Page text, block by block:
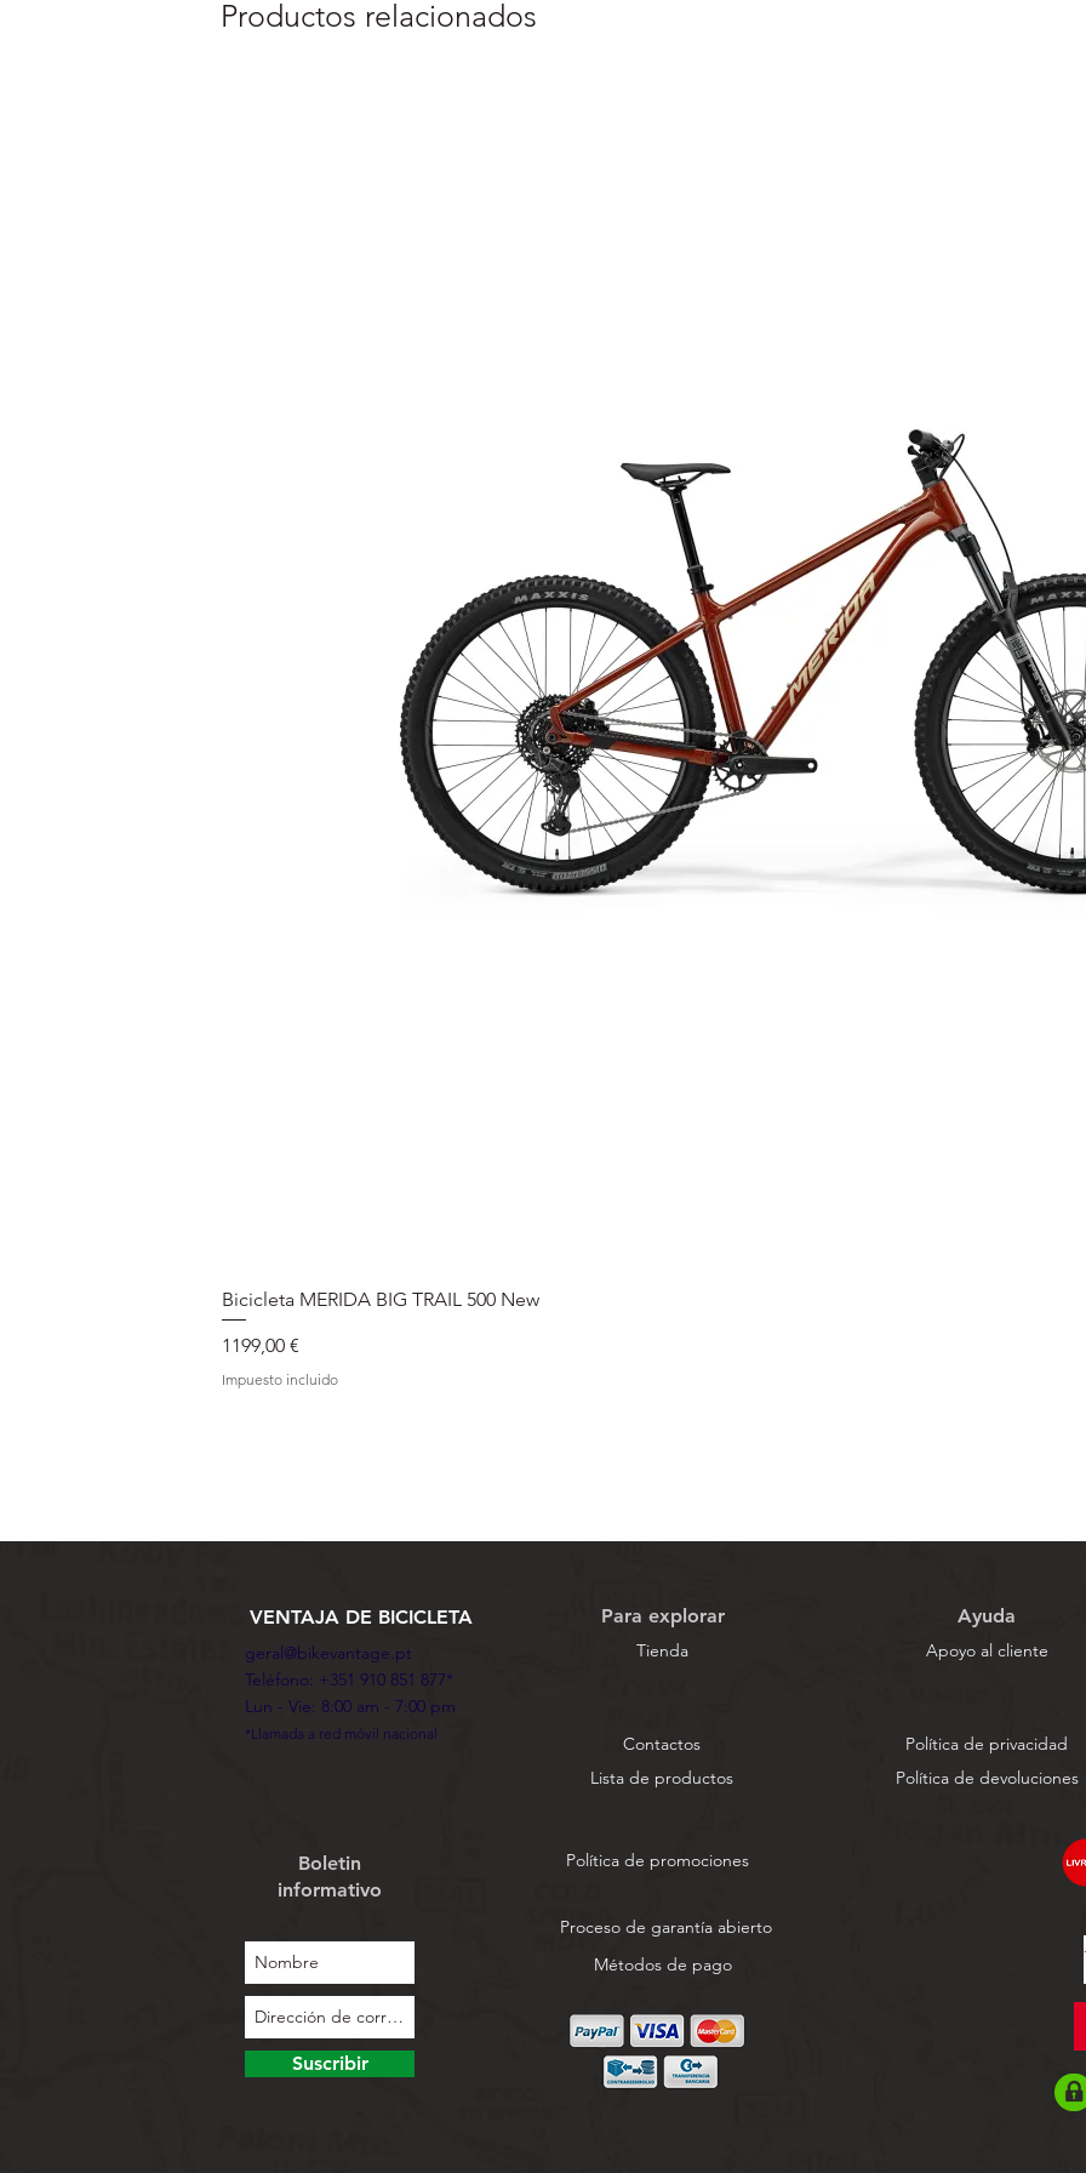
Productos relacionados
Bicicleta MERIDA BIG TRAIL 500 New
Precio
1199,00 €
Impuesto incluido
VENTAJA DE BICICLETA
geral@bikevantage.pt
Teléfono: +351 910 851 877*
Lun - Vie: 8:00 am - 7:00 pm
*Llamada a red móvil nacional
Para explorar
Tienda
Contactos
Lista de productos
Boletin
informativo
Suscribir
Política de promociones
Proceso de garantía abierto
Métodos de pago
Ayuda
Apoyo al cliente
Política de privacidad
Política de devoluciones